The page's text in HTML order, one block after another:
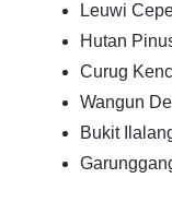
Leuwi
Hutan
Curug
Wangun
Bukit